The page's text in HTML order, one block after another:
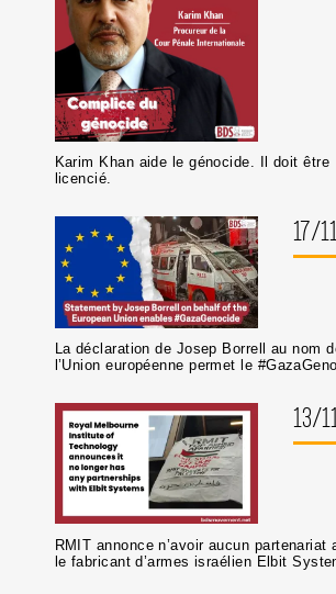
Karim Khan aide le génocide. Il doit être
licencié.
17/
La déclaration de Josep Borrell au nom
l’Union européenne permet le
13/
RMIT annonce n’avoir aucun partenariat
le fabricant d’armes israélien Elbit